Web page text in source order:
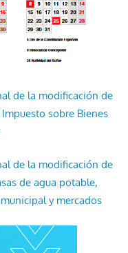
de la modificación de
sobre Bienes
de la modificación de
de agua potable,
y mercados